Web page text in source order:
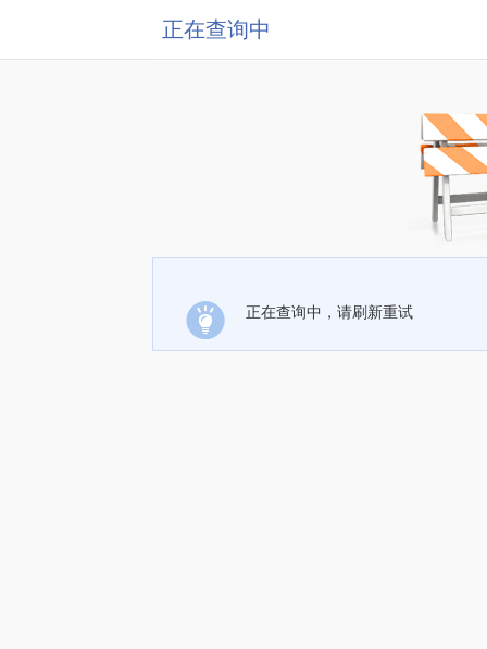
正在查询中
正在查询中，请刷新重试